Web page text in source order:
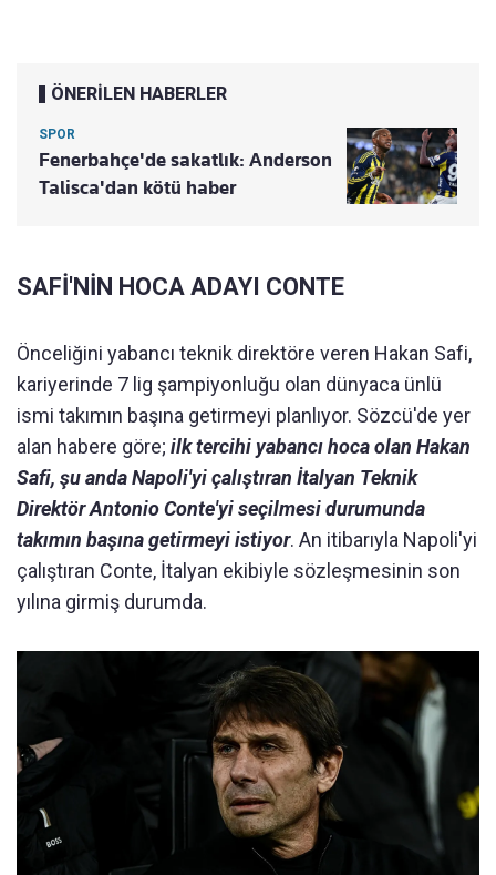
ÖNERİLEN HABERLER
SPOR
Fenerbahçe'de sakatlık: Anderson
Talisca'dan kötü haber
SAFİ'NİN HOCA ADAYI CONTE
Önceliğini yabancı teknik direktöre veren Hakan Safi,
kariyerinde 7 lig şampiyonluğu olan dünyaca ünlü
ismi takımın başına getirmeyi planlıyor. Sözcü'de yer
alan habere göre; ilk tercihi yabancı hoca olan Hakan
Safi, şu anda Napoli'yi çalıştıran İtalyan Teknik
Direktör Antonio Conte'yi seçilmesi durumunda
takımın başına getirmeyi istiyor. An itibarıyla Napoli'yi
çalıştıran Conte, İtalyan ekibiyle sözleşmesinin son
yılına girmiş durumda.